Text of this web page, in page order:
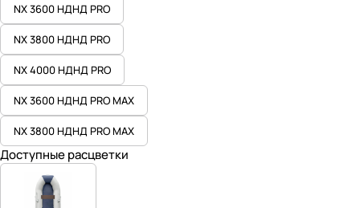
NX 3600 НДНД PRO
NX 3800 НДНД PRO
NX 4000 НДНД PRO
NX 3600 НДНД PRO MAX
NX 3800 НДНД PRO MAX
Доступные расцветки